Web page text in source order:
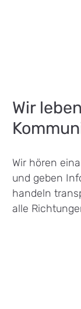
Wir
Wir hören
und geben
handeln
alle